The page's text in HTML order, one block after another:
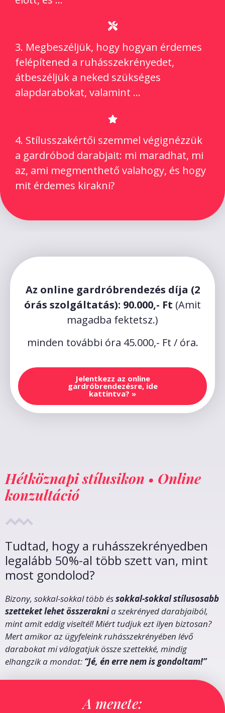
3. Megbeszéljük, hogy hogyan érdemes
felépítened a ruhásszekrényedet,
átbeszéljük a neked szükséges
alapdarabokat, valamint …
4. Stílusszakértői szemmel végignézzük
a gardróbod darabjait: mi maradhat, mi
az, ami megmenthető valahogy, és hogy
mit érdemes kirakni?
Az online gardróbrendezés díja (2
órás szolgáltatás): 90.000,- Ft (Amit
magadba fektetsz.)
minden további óra 45.000,- Ft / óra.
Jelentkezz az online
gardróbrendezésre, ide
kattintva? »
Hétköznapi stílusikon • Online
konzultáció
Tudtad, hogy a ruhásszekrényedben
legalább 50%-al több szett van, mint
most gondolod?
Bizony, sokkal-sokkal több éssokkal-sokkal stílusosabb
szetteket lehet összeraknia szekrényed darabjaiból,
mint amit eddig viseltél! Miért tudjuk ezt ilyen biztosan?
Mert amikor az ügyfeleink ruhásszekrényében lévő
darabokat mi válogatjuk össze szettekké, mindig
elhangzik a mondat: “Jé, én erre nem is gondoltam!”
A menete: